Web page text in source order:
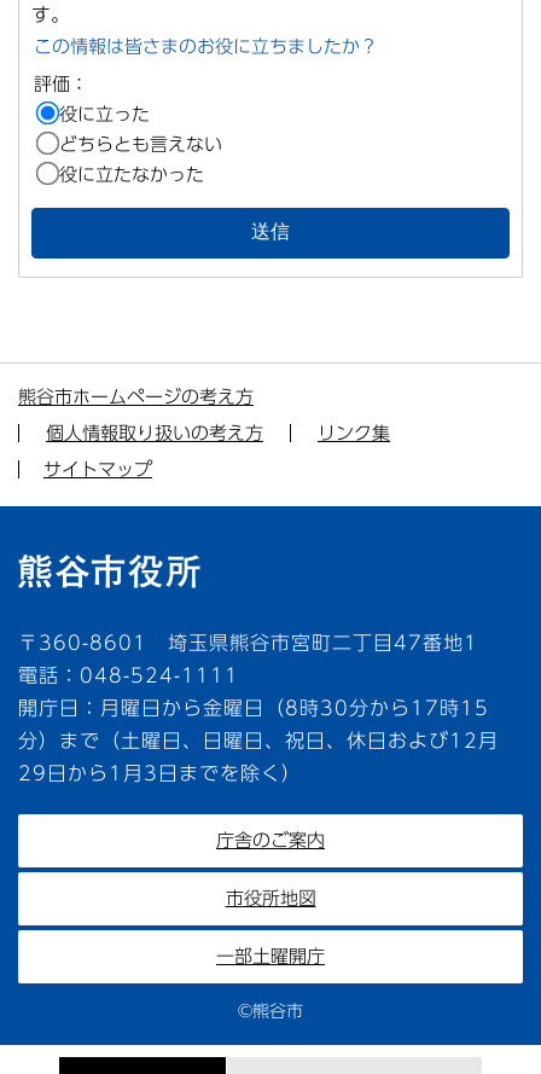
す。
この情報は皆さまのお役に立ちましたか？
評価：
役に立った
どちらとも言えない
役に立たなかった
熊谷市ホームページの考え方
個人情報取り扱いの考え方
リンク集
サイトマップ
〒360-8601 埼玉県熊谷市宮町二丁目47番地1
電話：048-524-1111
開庁日：月曜日から金曜日（8時30分から17時15
分）まで（土曜日、日曜日、祝日、休日および12月
29日から1月3日までを除く）
庁舎のご案内
市役所地図
一部土曜開庁
©熊谷市